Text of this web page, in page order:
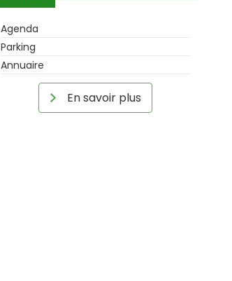
Agenda
Parking
Annuaire
En savoir plus